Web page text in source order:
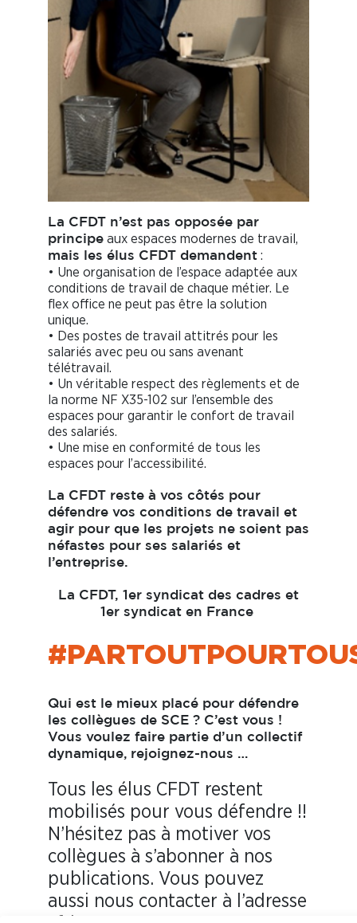
La CFDT n’est pas opposée par
principe aux espaces modernes de travail,
mais les élus CFDT demandent :
• Une organisation de l’espace adaptée aux
conditions de travail de chaque métier. Le
flex office ne peut pas être la solution
unique.
• Des postes de travail attitrés pour les
salariés avec peu ou sans avenant
télétravail.
• Un véritable respect des règlements et de
la norme NF X35-102 sur l’ensemble des
espaces pour garantir le confort de travail
des salariés.
• Une mise en conformité de tous les
espaces pour l’accessibilité.
La CFDT reste à vos côtés pour
défendre vos conditions de travail et
agir pour que les projets ne soient pas
néfastes pour ses salariés et
l’entreprise.
La CFDT, 1er syndicat des cadres et
1er syndicat en France
Qui est le mieux placé pour défendre
les collègues de SCE ? C’est vous !
Vous voulez faire partie d’un collectif
dynamique, rejoignez-nous …
Tous les élus CFDT restent
mobilisés pour vous défendre !!
N’hésitez pas à motiver vos
collègues à s’abonner à nos
publications. Vous pouvez
aussi nous contacter à l’adresse